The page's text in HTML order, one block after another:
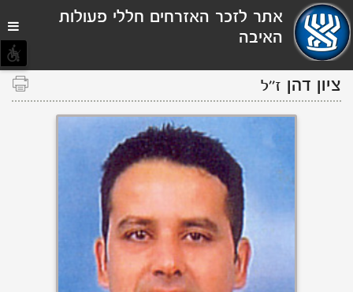
תפריט
נגישות
אתר לזכר האזרחים חללי פעולות
האיבה
ציון דהן ז''ל